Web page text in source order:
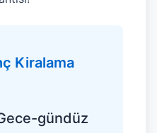
Kiralama
gündüz